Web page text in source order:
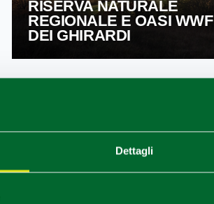
Dettagli
RISERVA NATURALE
REGIONALE E OASI WWF
DEI GHIRARDI